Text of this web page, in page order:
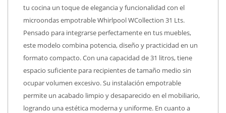
tu cocina un toque de elegancia y funcionalidad con el
microondas empotrable Whirlpool WCollection 31 Lts.
Pensado para integrarse perfectamente en tus muebles,
este modelo combina potencia, diseño y practicidad en un
formato compacto. Con una capacidad de 31 litros, tiene
espacio suficiente para recipientes de tamaño medio sin
ocupar volumen excesivo. Su instalación empotrable
permite un acabado limpio y desaparecido en el mobiliario,
logrando una estética moderna y uniforme. En cuanto a